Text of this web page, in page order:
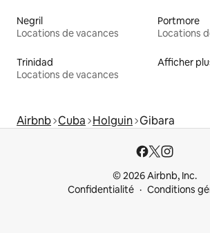
Negril
Locations de vacances
Portmore
Locations
Trinidad
Locations de vacances
Afficher
Airbnb Cuba Holguin Gibara
© 2026 Airbnb, Inc.
Confidentialité
Conditions